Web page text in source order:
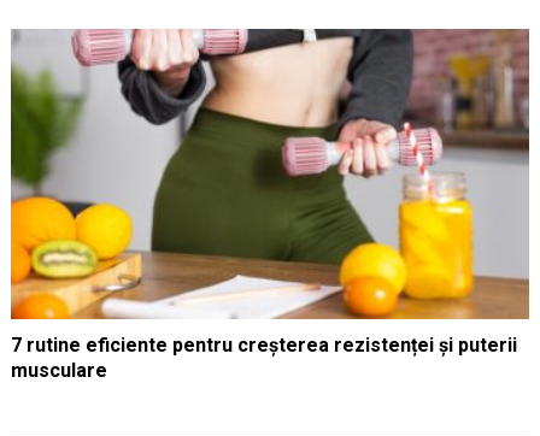
7 rutine eficiente pentru creșterea rezistenței și puterii
musculare